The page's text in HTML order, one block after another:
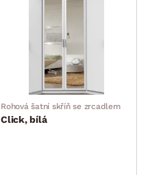
Rohová šatní skříň se zrcadlem
Click, bílá